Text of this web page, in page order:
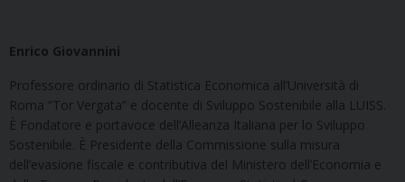
Enrico Giovannini
Professore ordinario di Statistica Economica all’Università di
Roma “Tor Vergata” e docente di Sviluppo Sostenibile alla LUISS.
È Fondatore e portavoce dell’Alleanza Italiana per lo Sviluppo
Sostenibile. È Presidente della Commissione sulla misura
dell’evasione fiscale e contributiva del Ministero dell’Economia e